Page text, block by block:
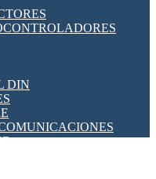
TC'S DE CORRIENTE
PROGRAMABLES
DIN